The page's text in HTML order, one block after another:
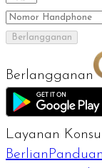
Berlangganan
Berlangganan
Layanan
Berlian